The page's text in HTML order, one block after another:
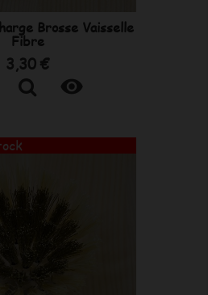
Brosse Vaisselle
Fibre
Prix
3,30 €
